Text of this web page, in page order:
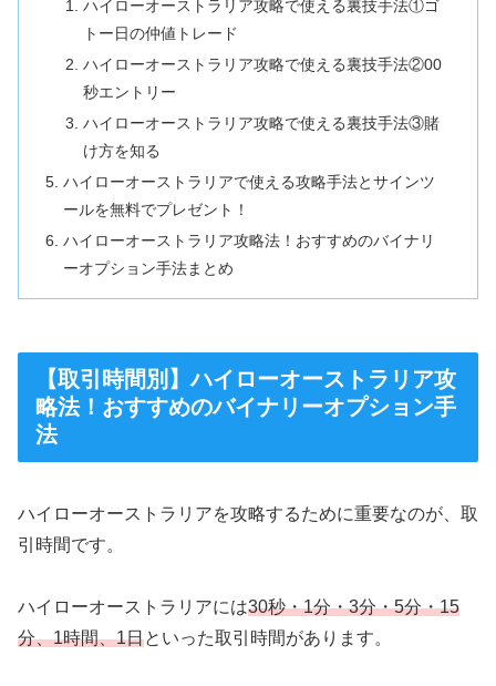
ハイローオーストラリア攻略で使える裏技手法①ゴ
トー日の仲値トレード
ハイローオーストラリア攻略で使える裏技手法②00
秒エントリー
ハイローオーストラリア攻略で使える裏技手法③賭
け方を知る
ハイローオーストラリアで使える攻略手法とサインツ
ールを無料でプレゼント！
ハイローオーストラリア攻略法！おすすめのバイナリ
ーオプション手法まとめ
【取引時間別】ハイローオーストラリア攻
略法！おすすめのバイナリーオプション手
法
ハイローオーストラリアを攻略するために重要なのが、取
引時間です。
ハイローオーストラリアには30秒・1分・3分・5分・15
分、1時間、1日といった取引時間があります。